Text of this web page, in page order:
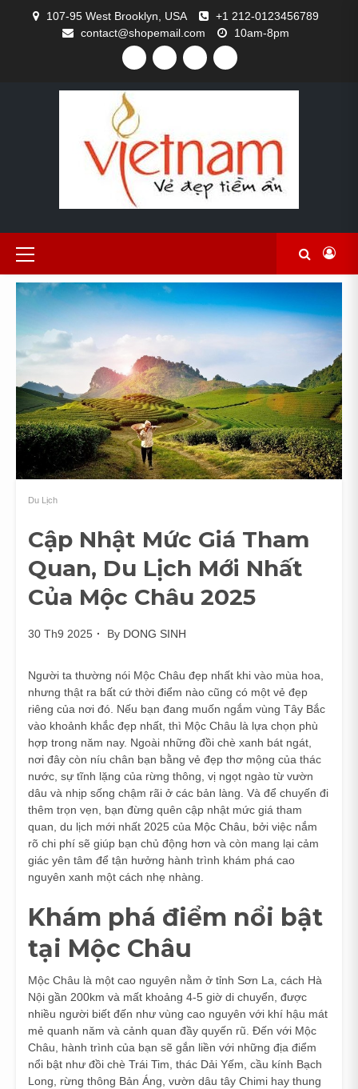
107-95 West Brooklyn, USA
+1 212-0123456789
contact@shopemail.com
10am-8pm
FACEBOOK
TWITTERGITHUBINSTAGRAM
Primary
Menu
Du Lịch
Cập Nhật Mức Giá Tham
Quan, Du Lịch Mới Nhất
Của Mộc Châu 2025
30 Th9 2025 By DONG SINH
Người ta thường nói Mộc Châu đẹp nhất khi vào mùa hoa,
nhưng thật ra bất cứ thời điểm nào cũng có một vẻ đẹp
riêng của nơi đó. Nếu bạn đang muốn ngắm vùng Tây Bắc
vào khoảnh khắc đẹp nhất, thì Mộc Châu là lựa chọn phù
hợp trong năm nay. Ngoài những đồi chè xanh bát ngát,
nơi đây còn níu chân bạn bằng vẻ đẹp thơ mộng của thác
nước, sự tĩnh lặng của rừng thông, vị ngọt ngào từ vườn
dâu và nhịp sống chậm rãi ở các bản làng. Và để chuyến đi
thêm trọn vẹn, bạn đừng quên cập nhật mức giá tham
quan, du lịch mới nhất 2025 của Mộc Châu, bởi việc nắm
rõ chi phí sẽ giúp bạn chủ động hơn và còn mang lại cảm
giác yên tâm để tận hưởng hành trình khám phá cao
nguyên xanh một cách nhẹ nhàng.
Khám phá điểm nổi bật
tại Mộc Châu
Mộc Châu là một cao nguyên nằm ở tỉnh Sơn La, cách Hà
Nội gần 200km và mất khoảng 4-5 giờ di chuyển, được
nhiều người biết đến như vùng cao nguyên với khí hậu mát
mẻ quanh năm và cảnh quan đầy quyến rũ. Đến với Mộc
Châu, hành trình của bạn sẽ gắn liền với những địa điểm
nổi bật như đồi chè Trái Tim, thác Dải Yếm, cầu kính Bạch
Long, rừng thông Bản Áng, vườn dâu tây Chimi hay thung